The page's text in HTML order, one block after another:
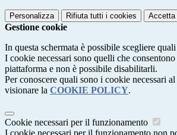
Personalizza Rifiuta tutti i cookies Accetta
Gestione cookie
In questa schermata è possibile scegliere
I cookie necessari sono quelli che
piattaforma e non è possibile disabilitarli.
Per conoscere quali sono i cookie necessari
visionare la COOKIE POLICY.
Cookie necessari per il funzionamento
I cookie necessari per il funzionamento non